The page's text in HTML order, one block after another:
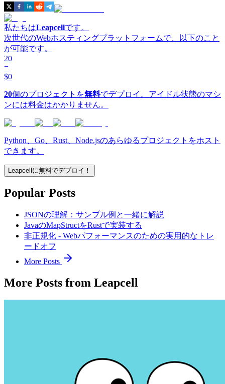
私たちはLeapcellです。
次世代のWebホスティングプラットフォームで、以下のこと
が可能です。
20
=
$0
20個のプロジェクトを無料でデプロイ。アイドル状態のマシ
ンには料金はかかりません。
Python、Go、Rust、Node.jsのあらゆるプロジェクトをホスト
できます。
Leapcellに無料でデプロイ！
Popular Posts
JSONの理解：サンプル例と一緒に解説
JavaのMapStructをRustで実装する
非正規化 - Webパフォーマンスのための実用的なトレ
ードオフ
More Posts
More Posts from Leapcell